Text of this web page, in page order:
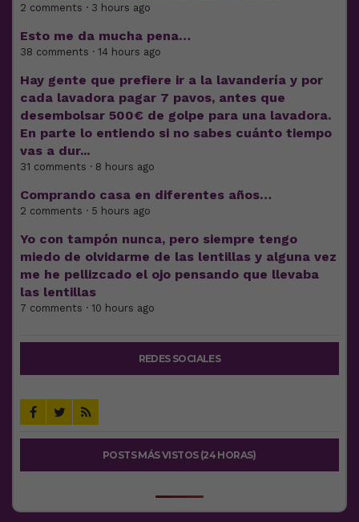
2 comments · 3 hours ago
Esto me da mucha pena…
38 comments · 14 hours ago
Hay gente que prefiere ir a la lavandería y por
cada lavadora pagar 7 pavos, antes que
desembolsar 500€ de golpe para una lavadora.
En parte lo entiendo si no sabes cuánto tiempo
vas a dur...
31 comments · 8 hours ago
Comprando casa en diferentes años…
2 comments · 5 hours ago
Yo con tampón nunca, pero siempre tengo
miedo de olvidarme de las lentillas y alguna vez
me he pellizcado el ojo pensando que llevaba
las lentillas
7 comments · 10 hours ago
REDES SOCIALES
POSTS MÁS VISTOS (24 HORAS)